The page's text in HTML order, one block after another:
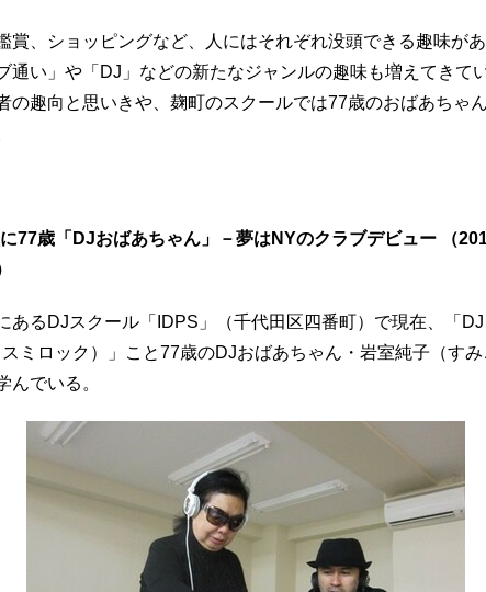
、ショッピングなど、人にはそれぞれ没頭できる趣味があ
通い」や「DJ」などの新たなジャンルの趣味も増えてきて
の趣向と思いきや、麹町のスクールでは77歳のおばあちゃ
77歳「DJおばあちゃん」－夢はNYのクラブデビュー （
あるDJスクール「IDPS」（千代田区四番町）で現在、「DJ
ミロック）」こと77歳のDJおばあちゃん・岩室純子（す
んでいる。